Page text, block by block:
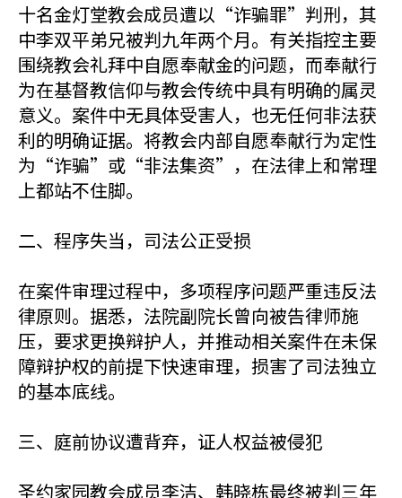
十名金灯堂教会成员遭以“诈骗罪”判刑，其
中李双平弟兄被判九年两个月。有关指控主要
围绕教会礼拜中自愿奉献金的问题，而奉献行
为在基督教信仰与教会传统中具有明确的属灵
意义。案件中无具体受害人，也无任何非法获
利的明确证据。将教会内部自愿奉献行为定性
为“诈骗”或“非法集资”，在法律上和常理
上都站不住脚。
二、程序失当，司法公正受损
在案件审理过程中，多项程序问题严重违反法
律原则。据悉，法院副院长曾向被告律师施
压，要求更换辩护人，并推动相关案件在未保
障辩护权的前提下快速审理，损害了司法独立
的基本底线。
三、庭前协议遭背弃，证人权益被侵犯
圣约家园教会成员李洁、韩晓栋最终被判三年